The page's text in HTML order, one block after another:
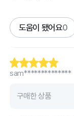
도움이 됐어요0
sam**************
구매한 상품